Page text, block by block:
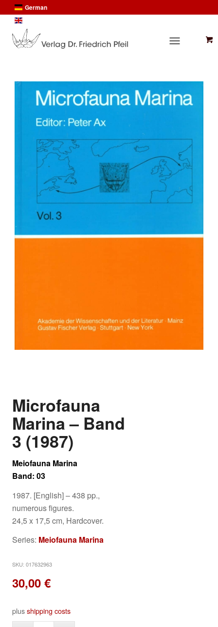
German
Microfauna
Marina – Band
3 (1987)
Meiofauna Marina
Band: 03
1987. [English] – 438 pp.,
numerous figures.
24,5 x 17,5 cm, Hardcover.
Series: Meiofauna Marina
SKU: 017632963
30,00 €
plusshipping costs